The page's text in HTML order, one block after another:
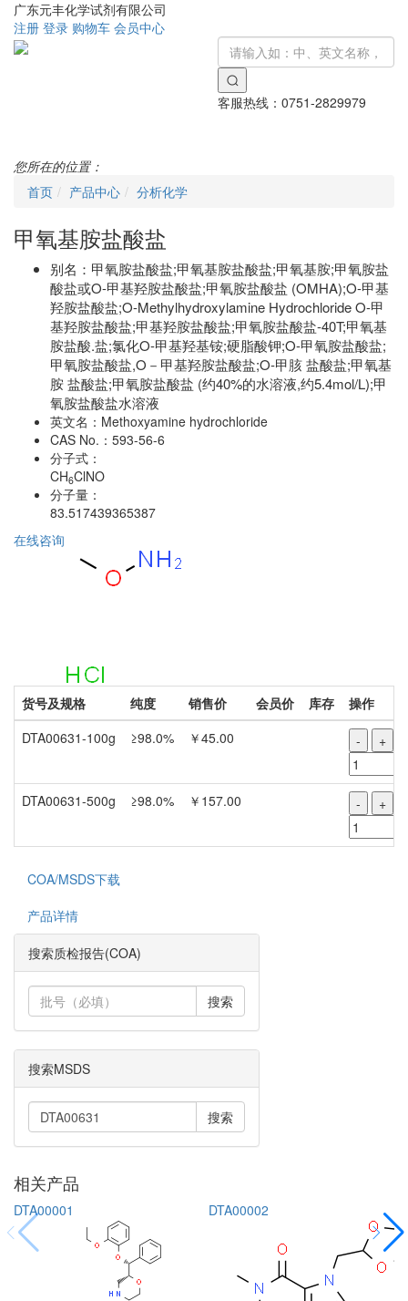
广东元丰化学试剂有限公司
注册 登录 购物车 会员中心
客服热线： 0751-2829979
您所在的位置：
首页
产品中心 分析化学
甲氧基胺盐酸盐
别名： 甲氧胺盐酸盐;甲氧基胺盐酸盐;甲氧基胺;甲氧胺盐
酸盐或O-甲基羟胺盐酸盐;甲氧胺盐酸盐 (OMHA);O-甲基
羟胺盐酸盐;O-Methylhydroxylamine Hydrochloride O-甲
基羟胺盐酸盐;甲基羟胺盐酸盐;甲氧胺盐酸盐-40T;甲氧基
胺盐酸.盐;氯化O-甲基羟基铵;硬脂酸钾;O-甲氧胺盐酸盐;
甲氧胺盐酸盐,O－甲基羟胺盐酸盐;O-甲胲 盐酸盐;甲氧基
胺 盐酸盐;甲氧胺盐酸盐 (约40%的水溶液,约5.4mol/L);甲
氧胺盐酸盐水溶液
英文名： Methoxyamine hydrochloride
CAS No.： 593-56-6
分子式：
CH6ClNO
分子量：
83.517439365387
在线咨询
货号及规格 纯度 销售价 会员价 库存
操作
DTA00631-100g
≥98.0% ￥45.00 - +
DTA00631-500g ≥98.0% ￥157.00 - +
COA/MSDS下载
产品详情
搜索质检报告(COA)
搜索
搜索MSDS
搜索
相关产品
DTA00001 DTA00002